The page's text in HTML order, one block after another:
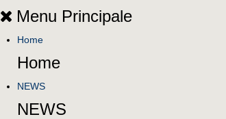
Menu Principale
Home
Home
NEWS
NEWS